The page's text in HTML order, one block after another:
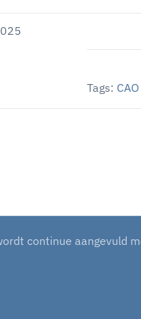
Tags:
continue aangevuld